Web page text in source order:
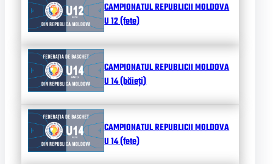
CAMPIONATUL REPUBLICII MOLDOVA
U 12 (fete)
CAMPIONATUL REPUBLICII MOLDOVA
U 14 (băieți)
CAMPIONATUL REPUBLICII MOLDOVA
U 14 (fete)